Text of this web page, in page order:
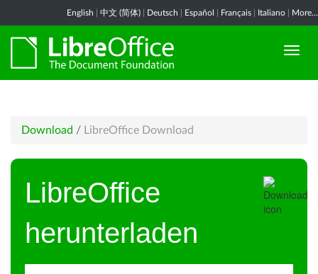
English 中文 (简体) Deutsch Español Français Italiano More...
Download / LibreOffice Download
LibreOffice
herunterladen